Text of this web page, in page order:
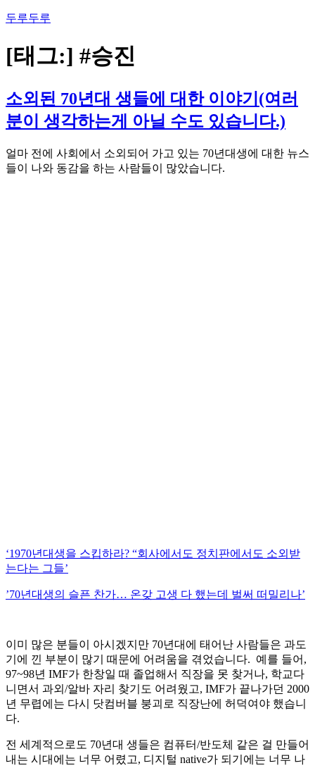
콘
츠
로
로
가
기
두루두루
[태그:] #승진
소외된 70년대 생들에 대한 이야기(여러
분이 생각하는게 아닐 수도 있습니다.)
얼마 전에 사회에서 소외되어 가고 있는 70년대생에 대한 뉴스
들이 나와 동감을 하는 사람들이 많았습니다.
‘1970년대생을 스킵하라? “회사에서도 정치판에서도 소외받
는다는 그들’
’70년대생의 슬픈 찬가… 온갖 고생 다 했는데 벌써 떠밀리나’
이미 많은 분들이 아시겠지만 70년대에 태어난 사람들은 과도
기에 낀 부분이 많기 때문에 어려움을 겪었습니다. 예를 들어,
97~98년 IMF가 한창일 때 졸업해서 직장을 못 찾거나, 학교다
니면서 과외/알바 자리 찾기도 어려웠고, IMF가 끝나가던 2000
년 무렵에는 다시 닷컴버블 붕괴로 직장난에 허덕여야 했습니
다.
전 세계적으로도 70년대 생들은 컴퓨터/반도체 같은 걸 만들어
내는 시대에는 너무 어렸고, 디지털 native가 되기에는 너무 나